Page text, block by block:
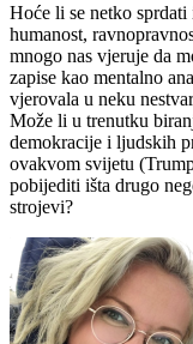
Hoće li se netko
humanost,
mnogo nas vjeruje da
zapise kao mentalno
vjerovala u neku
Može li u trenutku
demokracije i ljudskih
ovakvom svijetu
pobijediti išta drugo
strojevi?